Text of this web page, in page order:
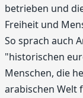
betrieben und
Freiheit und
So sprach auch
"historischen
Menschen, die
arabischen Welt